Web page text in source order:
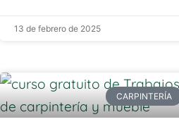
13 de febrero de 2025
CARPINTERÍA